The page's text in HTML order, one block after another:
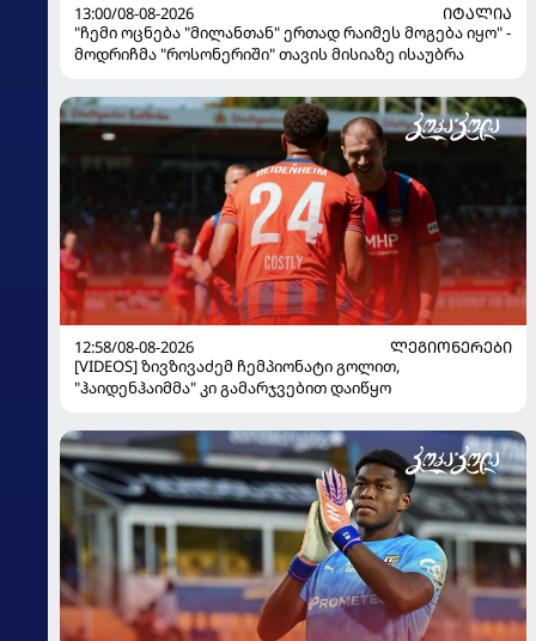
13:00/08-08-2026
ᲘᲢᲐᲚᲘᲐ
"ჩემი ოცნება "მილანთან" ერთად რაიმეს მოგება იყო" -
მოდრიჩმა "როსონერიში" თავის მისიაზე ისაუბრა
12:58/08-08-2026
ᲚᲔᲒᲘᲝᲜᲔᲠᲔᲑᲘ
[VIDEOS] ზივზივაძემ ჩემპიონატი გოლით,
"ჰაიდენჰაიმმა" კი გამარჯვებით დაიწყო